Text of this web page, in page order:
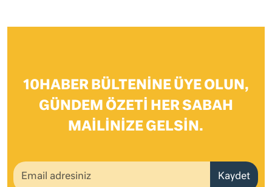
10HABER BÜLTENINE ÜYE OLUN,
GÜNDEM ÖZETI HER SABAH
MAILINIZE GELSIN.
Kaydet